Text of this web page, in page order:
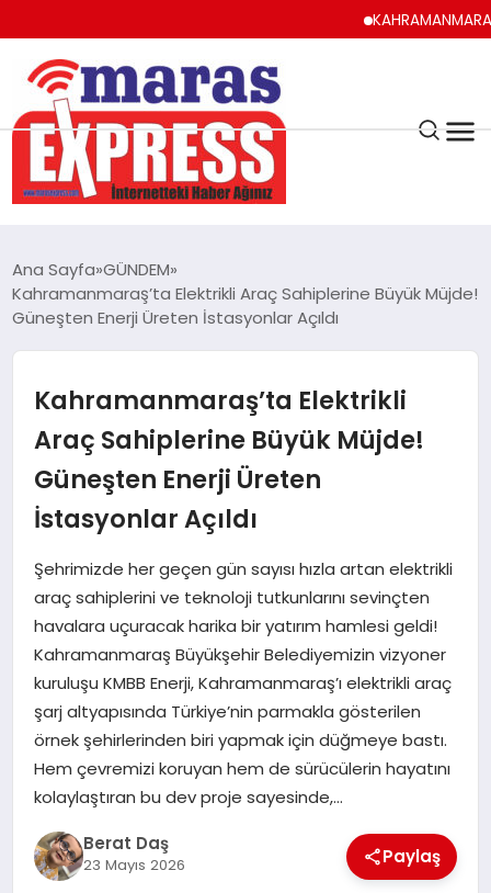
KAHRAMANMARAŞ
K.MARAŞ
ANDIRIN
AFŞİN
BİZE ULAŞIN
TÜRKOĞLU
PAZARCIK
KÜNYE
NURHAK
Ana Sayfa GÜNDEM
Kahramanmaraş’ta Elektrikli Araç Sahiplerine Büyük Müjde!
Güneşten Enerji Üreten İstasyonlar Açıldı
Kahramanmaraş’ta Elektrikli
Araç Sahiplerine Büyük Müjde!
Güneşten Enerji Üreten
İstasyonlar Açıldı
Şehrimizde her geçen gün sayısı hızla artan elektrikli
araç sahiplerini ve teknoloji tutkunlarını sevinçten
havalara uçuracak harika bir yatırım hamlesi geldi!
Kahramanmaraş Büyükşehir Belediyemizin vizyoner
kuruluşu KMBB Enerji, Kahramanmaraş’ı elektrikli araç
şarj altyapısında Türkiye’nin parmakla gösterilen
örnek şehirlerinden biri yapmak için düğmeye bastı.
Hem çevremizi koruyan hem de sürücülerin hayatını
kolaylaştıran bu dev proje sayesinde,…
Berat Daş
23 Mayıs 2026 Paylaş